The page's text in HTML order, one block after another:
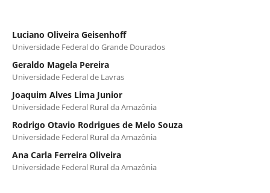
Luciano Oliveira Geisenhoff
Universidade Federal do Grande Dourados
Geraldo Magela Pereira
Universidade Federal de Lavras
Joaquim Alves Lima Junior
Universidade Federal Rural da Amazônia
Rodrigo Otavio Rodrigues de Melo Souza
Universidade Federal Rural da Amazônia
Ana Carla Ferreira Oliveira
Universidade Federal Rural da Amazônia